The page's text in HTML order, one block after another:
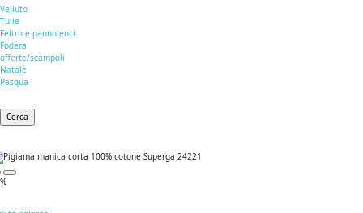
Velluto
Tulle
Feltro e pannolenci
Fodera
offerte/scampoli
Natale
Pasqua
Cerca